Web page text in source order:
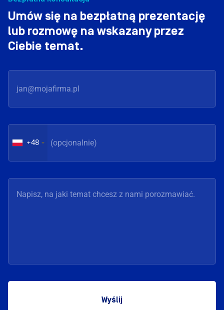
Umów się na bezpłatną prezentację
lub rozmowę na wskazany przez
Ciebie temat.
+48